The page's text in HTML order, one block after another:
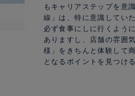
もキャリアステップを意
線」は、特に意識してい
必ず食事にしに行くよう
ありますし、店舗の雰囲
様」をきちんと体験して
となるポイントを見つけ